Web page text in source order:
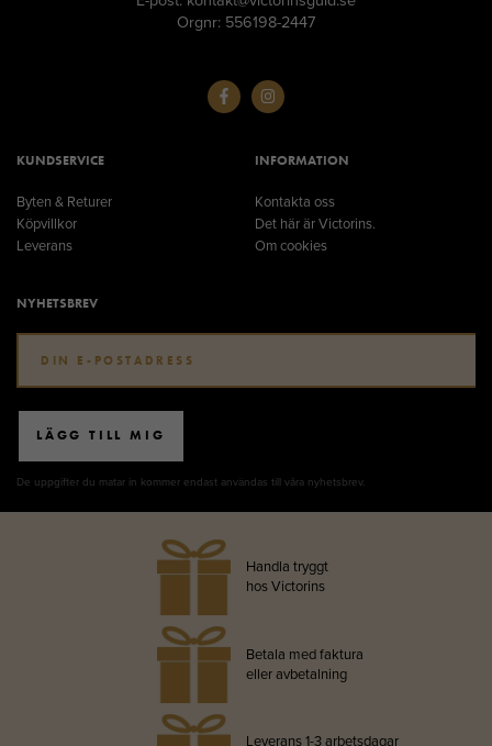
Orgnr: 556198-2447
KUNDSERVICE
Byten & Returer
Köpvillkor
Leverans
INFORMATION
Kontakta oss
Det här är Victorins.
Om cookies
NYHETSBREV
LÄGG TILL MIG
De uppgifter du matar in kommer endast användas till våra nyhetsbrev.
Handla tryggt
hos Victorins
Betala med faktura
eller avbetalning
Leverans 1-3 arbetsdagar